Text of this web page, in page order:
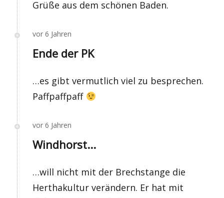
Grüße aus dem schönen Baden.
vor 6 Jahren
Ende der PK
…es gibt vermutlich viel zu besprechen.
Paffpaffpaff
vor 6 Jahren
Windhorst...
…will nicht mit der Brechstange die
Herthakultur verändern. Er hat mit